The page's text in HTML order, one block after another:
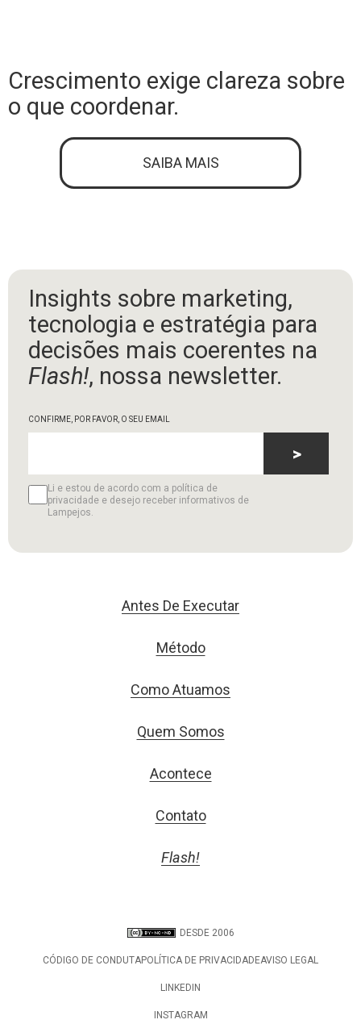
Crescimento exige clareza sobre
o que coordenar.
SAIBA MAIS
Insights sobre marketing,
tecnologia e estratégia para
decisões mais coerentes na
Flash!, nossa newsletter.
CONFIRME, POR FAVOR, O SEU EMAIL
Li e estou de acordo com a política de
privacidade e desejo receber informativos de
Lampejos.
>
Antes De Executar
Método
Como Atuamos
Quem Somos
Acontece
Contato
Flash!
DESDE 2006
CÓDIGO DE CONDUTAPOLÍTICA DE PRIVACIDADEAVISO LEGAL
LINKEDIN
INSTAGRAM